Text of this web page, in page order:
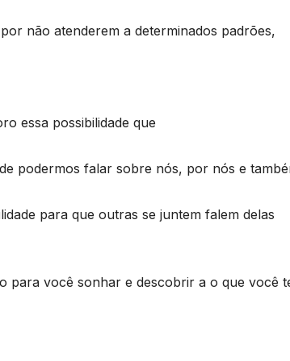
não atenderem a determinados padrões,
essa possibilidade que
podermos falar sobre nós, por nós e
para que outras se juntem falem delas
para você sonhar e descobrir a o que você